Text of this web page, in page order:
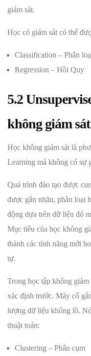
giám sát.
Học có giám sát có thể
Classification – Phân
Regression – Hồi Quy
5.2
không giám sát
Học không giám sát là
Learning mà không có sự
Quá trình đào tạo được
được gắn nhãn, phân loại
động dựa trên dữ liệu đó
Mục tiêu của học không
thành các tính năng mới
tự.
Trong học tập không
xác định trước. Máy cố
lượng dữ liệu khổng lồ.
thuật toán:
Clustering – Phân cụm